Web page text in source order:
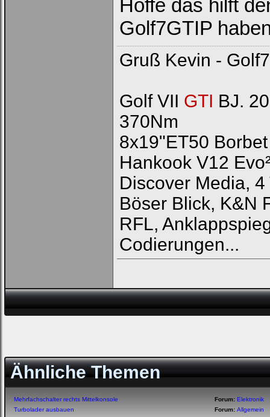
Hoffe das hilft
Golf7GTIP
Gruß Kevin - Golf7
Golf VII GTI BJ.
370Nm
8x19"ET50
Hankook V12
Discover Media,
Böser Blick, K&N
RFL,
Codierungen...
Ähnliche Themen
Mehrfachschalter rechts Mittelkonsole Forum: Elektronik
Turbolader ausbauen
Forum: Allgemein